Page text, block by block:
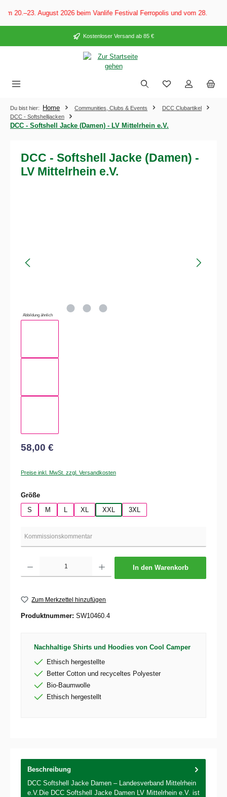
springen
August 2026 beim Vanlife Festival Ferropolis und vom 28.
Kostenloser Versand ab 85 €
Du bist hier: Home Communities, Clubs & Events
DCC Clubartikel
DCC - Softshelljacken
DCC - Softshell Jacke (Damen) - LV Mittelrhein e.V.
DCC - Softshell Jacke (Damen) -
LV Mittelrhein e.V.
Abbildung ähnlich
58,00 €
Preise inkl. MwSt. zzgl. Versandkosten
Größeauswählen
S
M XL XXL 3XL
In den Warenkorb
Zum Merkzettel hinzufügen
Produktnummer: SW10460.4
Nachhaltige Shirts und Hoodies von Cool Camper
Ethisch hergestellte
Better Cotton und recyceltes Polyester
Bio-Baumwolle
Ethisch hergestellt
Beschreibung
DCC Softshell Jacke Damen – Landesverband Mittelrhein
e.V.Die DCC Softshell Jacke Damen LV Mittelrhein e.V. ist